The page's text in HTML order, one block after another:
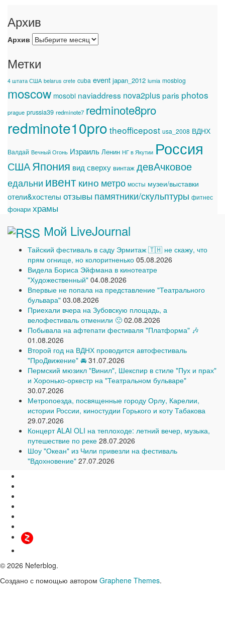
Архив
Архив
Метки
4 штата США belarus crete cuba event japan_2012 lumia mosblog
moscow mosobl naviaddress nova2plusparis photos
prague prussia39 redminote7 redminote8pro
redminote10pro theofficepost usa_2008 ВДНХ
Валдай Вечный Огонь Израиль Ленин НГ в Якутии Россия
СШАЯпония вид сверху винтаж девАчковое
едальни ивенткино метро мосты музеи/выставки
отели&хостелы отзывы памятники/скульптуры фитнес
фонари храмы
Мой LiveJournal
Тайский фестиваль в саду Эрмитаж 🇹🇭 не скажу, что
прям огнище, но колоритненько 05.08.2026
Видела Бориса Эйфмана в кинотеатре
"Художественный" 04.08.2026
Впервые не попала на представление "Театрального
бульвара" 03.08.2026
Приехали вчера на Зубовскую площадь, а
велофестиваль отменили 🙁 02.08.2026
Побывала на афтепати фестиваля "Платформа" 🎶
01.08.2026
Второй год на ВДНХ проводится автофестиваль
"ПроДвижение" 🚘 31.07.2026
Пермский мюзикл "Винил", Шекспир в стиле "Пух и прах"
и Хоронько-оркестр на "Театральном бульваре"
30.07.2026
Метропоезда, посвященные городу Орлу, Карелии,
истории России, киностудии Горького и коту Табакова
29.07.2026
Концерт ALAI OLI на теплоходе: летний вечер, музыка,
путешествие по реке 28.07.2026
Шоу "Океан" из Чили привезли на фестиваль
"Вдохновение" 27.07.2026
© 2026 Neferblog.
Создано с помощью автором Graphene Themes.